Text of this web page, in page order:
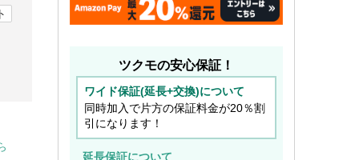
ツクモの安心保証！
ワイド保証(延長+交換)について
同時加入で片方の保証料金が20％割
引になります！
延長保証について